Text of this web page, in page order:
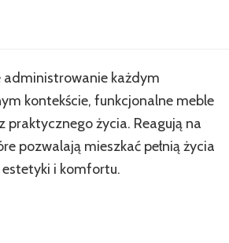
administrowanie każdym
kontekście, funkcjonalne meble
życia. Reagują na
pozwalają mieszkać pełnią życia
i komfortu.